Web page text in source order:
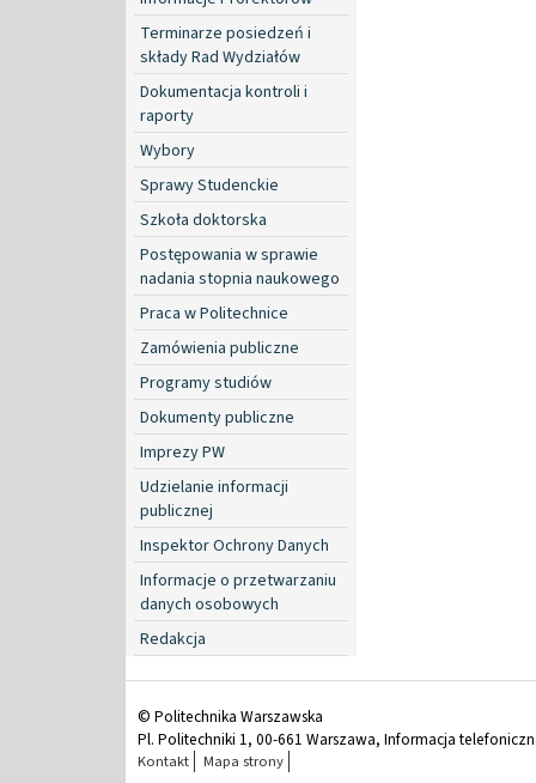
Terminarze posiedzeń i
składy Rad Wydziałów
Dokumentacja kontroli i
raporty
Wybory
Sprawy Studenckie
Szkoła doktorska
Postępowania w sprawie
nadania stopnia naukowego
Praca w Politechnice
Zamówienia publiczne
Programy studiów
Dokumenty publiczne
Imprezy PW
Udzielanie informacji
publicznej
Inspektor Ochrony Danych
Informacje o przetwarzaniu
danych osobowych
Redakcja
© Politechnika Warszawska
Pl. Politechniki 1, 00-661 Warszawa, Informacja
Kontakt Mapa strony